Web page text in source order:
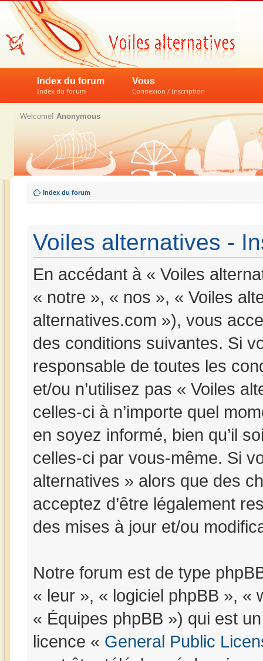
Index du forum
Index du forum
Vous
Connexion / Inscription
Welcome! Anonymous
Index du forum
Voiles alternatives -
En accédant à « Voiles
« notre », « nos », « Voiles
alternatives.com »), vous
des conditions suivantes. Si
responsable de toutes les
et/ou n’utilisez pas « Voiles
celles-ci à n’importe quel
en soyez informé, bien qu’il
celles-ci par vous-même. Si
alternatives » alors que des
acceptez d’être légalement
des mises à jour et/ou
Notre forum est de type
« leur », « logiciel phpBB », «
« Équipes phpBB ») qui est
licence « General Public